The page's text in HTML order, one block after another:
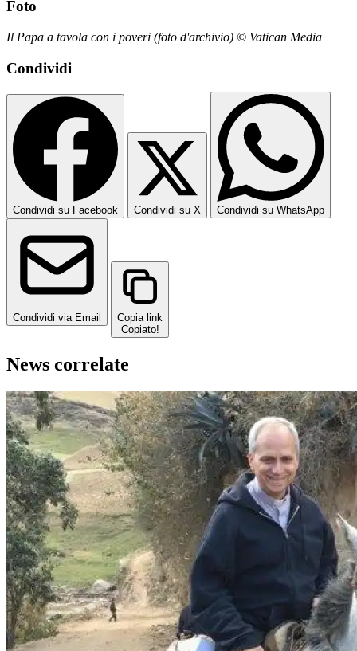
Foto
Il Papa a tavola con i poveri (foto d'archivio) © Vatican Media
Condividi
Condividi su Facebook Condividi su X Condividi su WhatsApp
Condividi via Email
Copia link
Copiato!
News correlate